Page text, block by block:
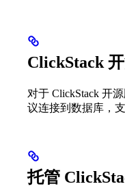
ClickStack
对于 ClickStack 开
议连接到数据库，
托管